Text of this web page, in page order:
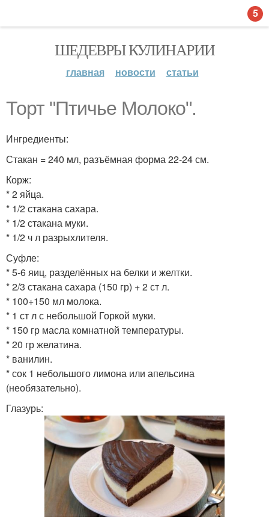
ШЕДЕВРЫ КУЛИНАРИИ
главная новости статьи
Торт "Птичье Молоко".
Ингредиенты:
Стакан = 240 мл, разъёмная форма 22-24 см.
Корж:
* 2 яйца.
* 1/2 стакана сахара.
* 1/2 стакана муки.
* 1/2 ч л разрыхлителя.
Суфле:
* 5-6 яиц, разделённых на белки и желтки.
* 2/3 стакана сахара (150 гр) + 2 ст л.
* 100+150 мл молока.
* 1 ст л с небольшой Горкой муки.
* 150 гр масла комнатной температуры.
* 20 гр желатина.
* ванилин.
* сок 1 небольшого лимона или апельсина
(необязательно).
Глазурь:
5